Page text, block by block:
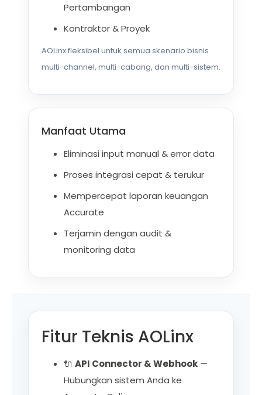
Pertambangan
Kontraktor & Proyek
AOLinx fleksibel untuk semua skenario bisnis
multi-channel, multi-cabang, dan multi-sistem.
Manfaat Utama
Eliminasi input manual & error data
Proses integrasi cepat & terukur
Mempercepat laporan keuangan
Accurate
Terjamin dengan audit &
monitoring data
Fitur Teknis AOLinx
🔌 API Connector & Webhook —
Hubungkan sistem Anda ke